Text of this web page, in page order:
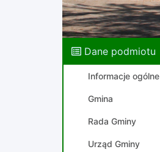
Dane podmiotu
Informacje ogólne
Gmina
Rada Gminy
Urząd Gminy